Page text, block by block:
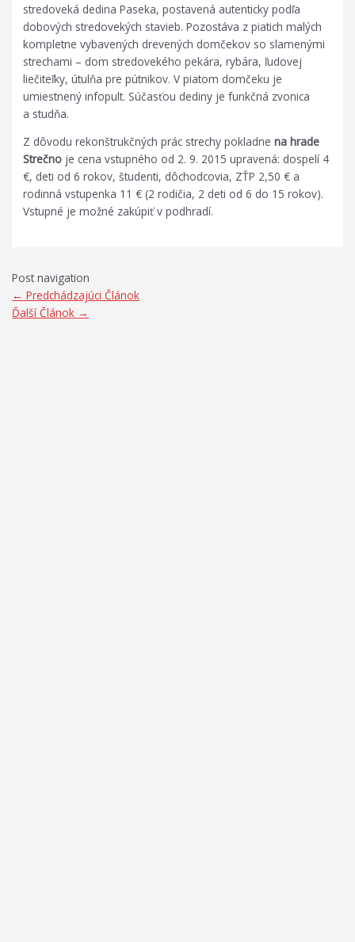
stredoveká dedina Paseka, postavená autenticky podľa
dobových stredovekých stavieb. Pozostáva z piatich malých
kompletne vybavených drevených domčekov so slamenými
strechami – dom stredovekého pekára, rybára, ľudovej
liečiteľky, útulňa pre pútnikov. V piatom domčeku je
umiestnený infopult. Súčasťou dediny je funkčná zvonica
a studňa.
Z dôvodu rekonštrukčných prác strechy pokladnena hrade
Strečno je cena vstupného od 2. 9. 2015 upravená: dospelí 4
€, deti od 6 rokov, študenti, dôchodcovia, ZŤP 2,50 € a
rodinná vstupenka 11 € (2 rodičia, 2 deti od 6 do 15 rokov).
Vstupné je možné zakúpiť v podhradí.
Post navigation
← Predchádzajúci Článok
Ďalší Článok →